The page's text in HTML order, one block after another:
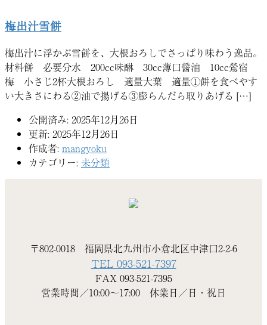
梅出汁雪餅
梅出汁に浮かぶ雪餅を、大根おろしでさっぱり味わう逸品。
材料餅 必要分水 200cc味醂 30cc薄口醤油 10cc鶯宿
梅 小さじ2杯大根おろし 適量大葉 適量①餅を食べやす
い大きさにわる②油で揚げる③膨らんだら取りあげる […]
公開済み: 2025年12月26日
更新: 2025年12月26日
作成者: mangyoku
カテゴリー: 未分類
〒802-0018 福岡県北九州市小倉北区中津口2-2-6
TEL 093-521-7397
FAX 093-521-7395
営業時間／10:00〜17:00 休業日／日・祝日